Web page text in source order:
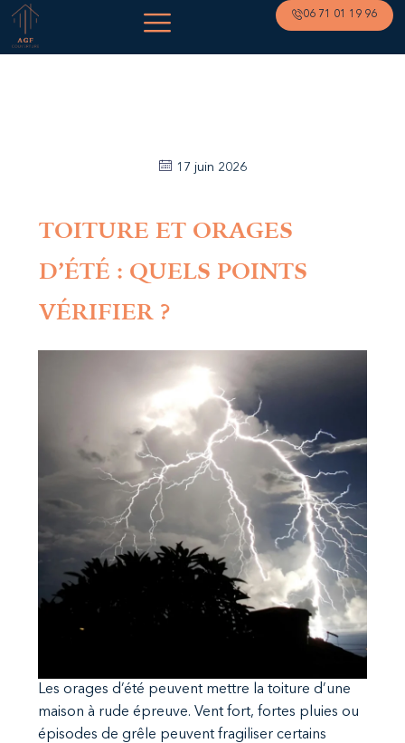
06 71 01 19 96
17 juin 2026
TOITURE ET ORAGES
D’ÉTÉ : QUELS POINTS
VÉRIFIER ?
Les orages d’été peuvent mettre la toiture d’une
maison à rude épreuve. Vent fort, fortes pluies ou
épisodes de grêle peuvent fragiliser certains